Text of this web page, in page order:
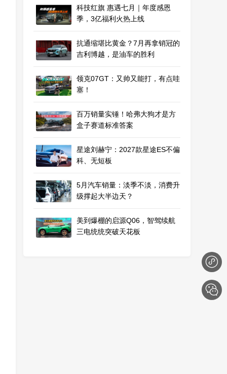
科技红旗 惠遇七月｜年度感恩
季，3亿福利火热上线
抗通缩堪比黄金？7月再拿销冠的
吉利博越，是油车的胜利
领克07GT：又帅又能打，有点哇
塞！
百万销量实锤！哈弗大狗才是方
盒子赛道标准答案
星途刘赫宁：2027款星途ES不偏
科、无短板
5月汽车销量：淡季不淡，消费升
级撑起大半边天？
美到爆棚的启源Q06，智驾续航
三电统统突破天花板